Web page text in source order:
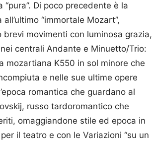
Di poco precedente è la
“immortale Mozart”,
movimenti con luminosa grazia,
centrali Andante e Minuetto/Trio:
mozartiana K550 in sol minore che
e nelle sue ultime opere
romantica che guardano al
russo tardoromantico che
omaggiandone stile ed epoca in
il teatro e con le Variazioni “su un